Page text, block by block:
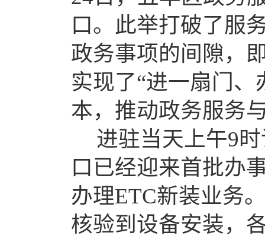
口。此举打破了服
政务事项的间隙，
实现了“进一扇门、
本，推动政务服务
进驻当天上午9
口已经迎来首批办
办理ETC新装业务
核验到设备安装，